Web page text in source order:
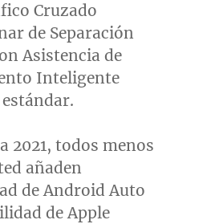
Cruzado
de Separación
Asistencia de
Inteligente
2021, todos menos
añaden
de Android Auto
de Apple